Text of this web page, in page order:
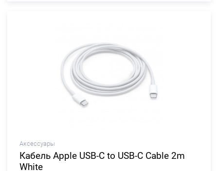
Аксессуары
Кабель Apple USB-C to USB-C Cable 2m
White